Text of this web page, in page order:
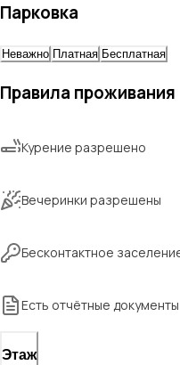
Парковка
Неважно Платная Бесплатная
Правила проживания
Курение разрешено
Вечеринки разрешены
Бесконтактное
Есть отчётные документы
Этаж